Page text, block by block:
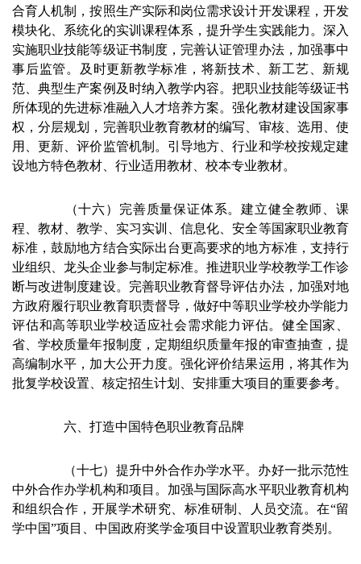
合育人机制，按照生产实际和岗位需求设计开发课程，开发
模块化、系统化的实训课程体系，提升学生实践能力。深入
实施职业技能等级证书制度，完善认证管理办法，加强事中
事后监管。及时更新教学标准，将新技术、新工艺、新规
范、典型生产案例及时纳入教学内容。把职业技能等级证书
所体现的先进标准融入人才培养方案。强化教材建设国家事
权，分层规划，完善职业教育教材的编写、审核、选用、使
用、更新、评价监管机制。引导地方、行业和学校按规定建
设地方特色教材、行业适用教材、校本专业教材。
（十六）完善质量保证体系。建立健全教师、课
程、教材、教学、实习实训、信息化、安全等国家职业教育
标准，鼓励地方结合实际出台更高要求的地方标准，支持行
业组织、龙头企业参与制定标准。推进职业学校教学工作诊
断与改进制度建设。完善职业教育督导评估办法，加强对地
方政府履行职业教育职责督导，做好中等职业学校办学能力
评估和高等职业学校适应社会需求能力评估。健全国家、
省、学校质量年报制度，定期组织质量年报的审查抽查，提
高编制水平，加大公开力度。强化评价结果运用，将其作为
批复学校设置、核定招生计划、安排重大项目的重要参考。
六、打造中国特色职业教育品牌
（十七）提升中外合作办学水平。办好一批示范性
中外合作办学机构和项目。加强与国际高水平职业教育机构
和组织合作，开展学术研究、标准研制、人员交流。在“留
学中国”项目、中国政府奖学金项目中设置职业教育类别。